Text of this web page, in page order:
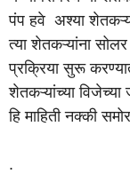
पंप हवे अश्या
त्या शेतकऱ्यांना
प्रक्रिया सुरू
शेतकऱ्यांच्या विजेच्या
हि माहिती नक्की
.